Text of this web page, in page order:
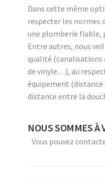
Dans cette même
respecter les normes
une plomberie fiable,
Entre autres, nous
qualité (canalisations
de vinyle…), au
équipement (distance
distance entre la
NOUS SOMMES À
Vous pouvez